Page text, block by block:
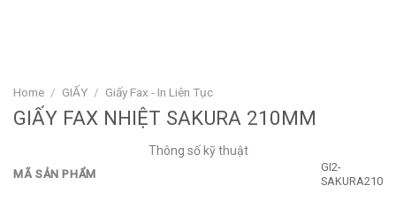
Home / GIẤY / Giấy Fax - In Liên Tục
GIẤY FAX NHIỆT SAKURA 210MM
Thông số kỹ thuật
MÃ SẢN PHẨM
GI2-
SAKURA210